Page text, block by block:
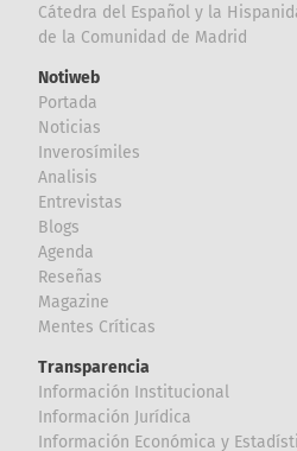
Cátedra del Español y la
de la Comunidad de Madrid
Notiweb
Portada
Noticias
Inverosímiles
Analisis
Entrevistas
Blogs
Agenda
Reseñas
Magazine
Mentes Críticas
Transparencia
Información Institucional
Información Jurídica
Información Económica y